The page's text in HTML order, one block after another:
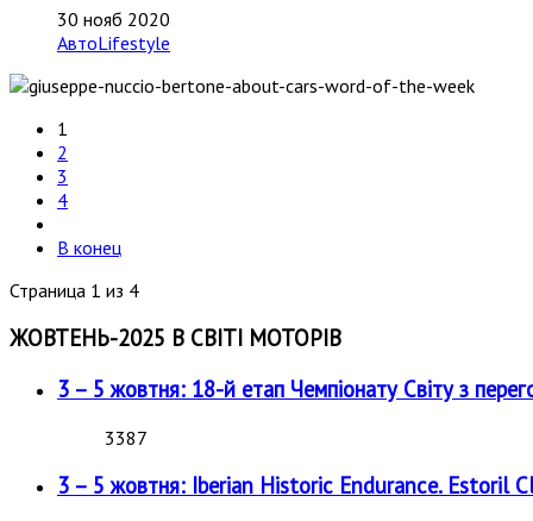
30 нояб 2020
АвтоLifestyle
1
2
3
4
В конец
Страница 1 из 4
ЖОВТЕНЬ-2025 В СВІТІ МОТОРІВ
3 – 5 жовтня: 18-й етап Чемпіонату Світу з
3387
3 – 5 жовтня: Iberian Historic Endurance. Estoril